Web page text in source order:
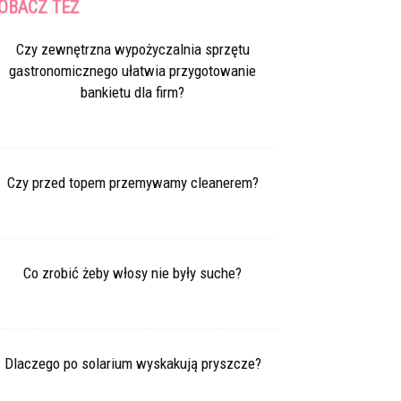
TEŻ
Czy zewnętrzna wypożyczalnia sprzętu
gastronomicznego ułatwia przygotowanie
bankietu dla firm?
Czy przed topem przemywamy cleanerem?
Co zrobić żeby włosy nie były suche?
Dlaczego po solarium wyskakują pryszcze?